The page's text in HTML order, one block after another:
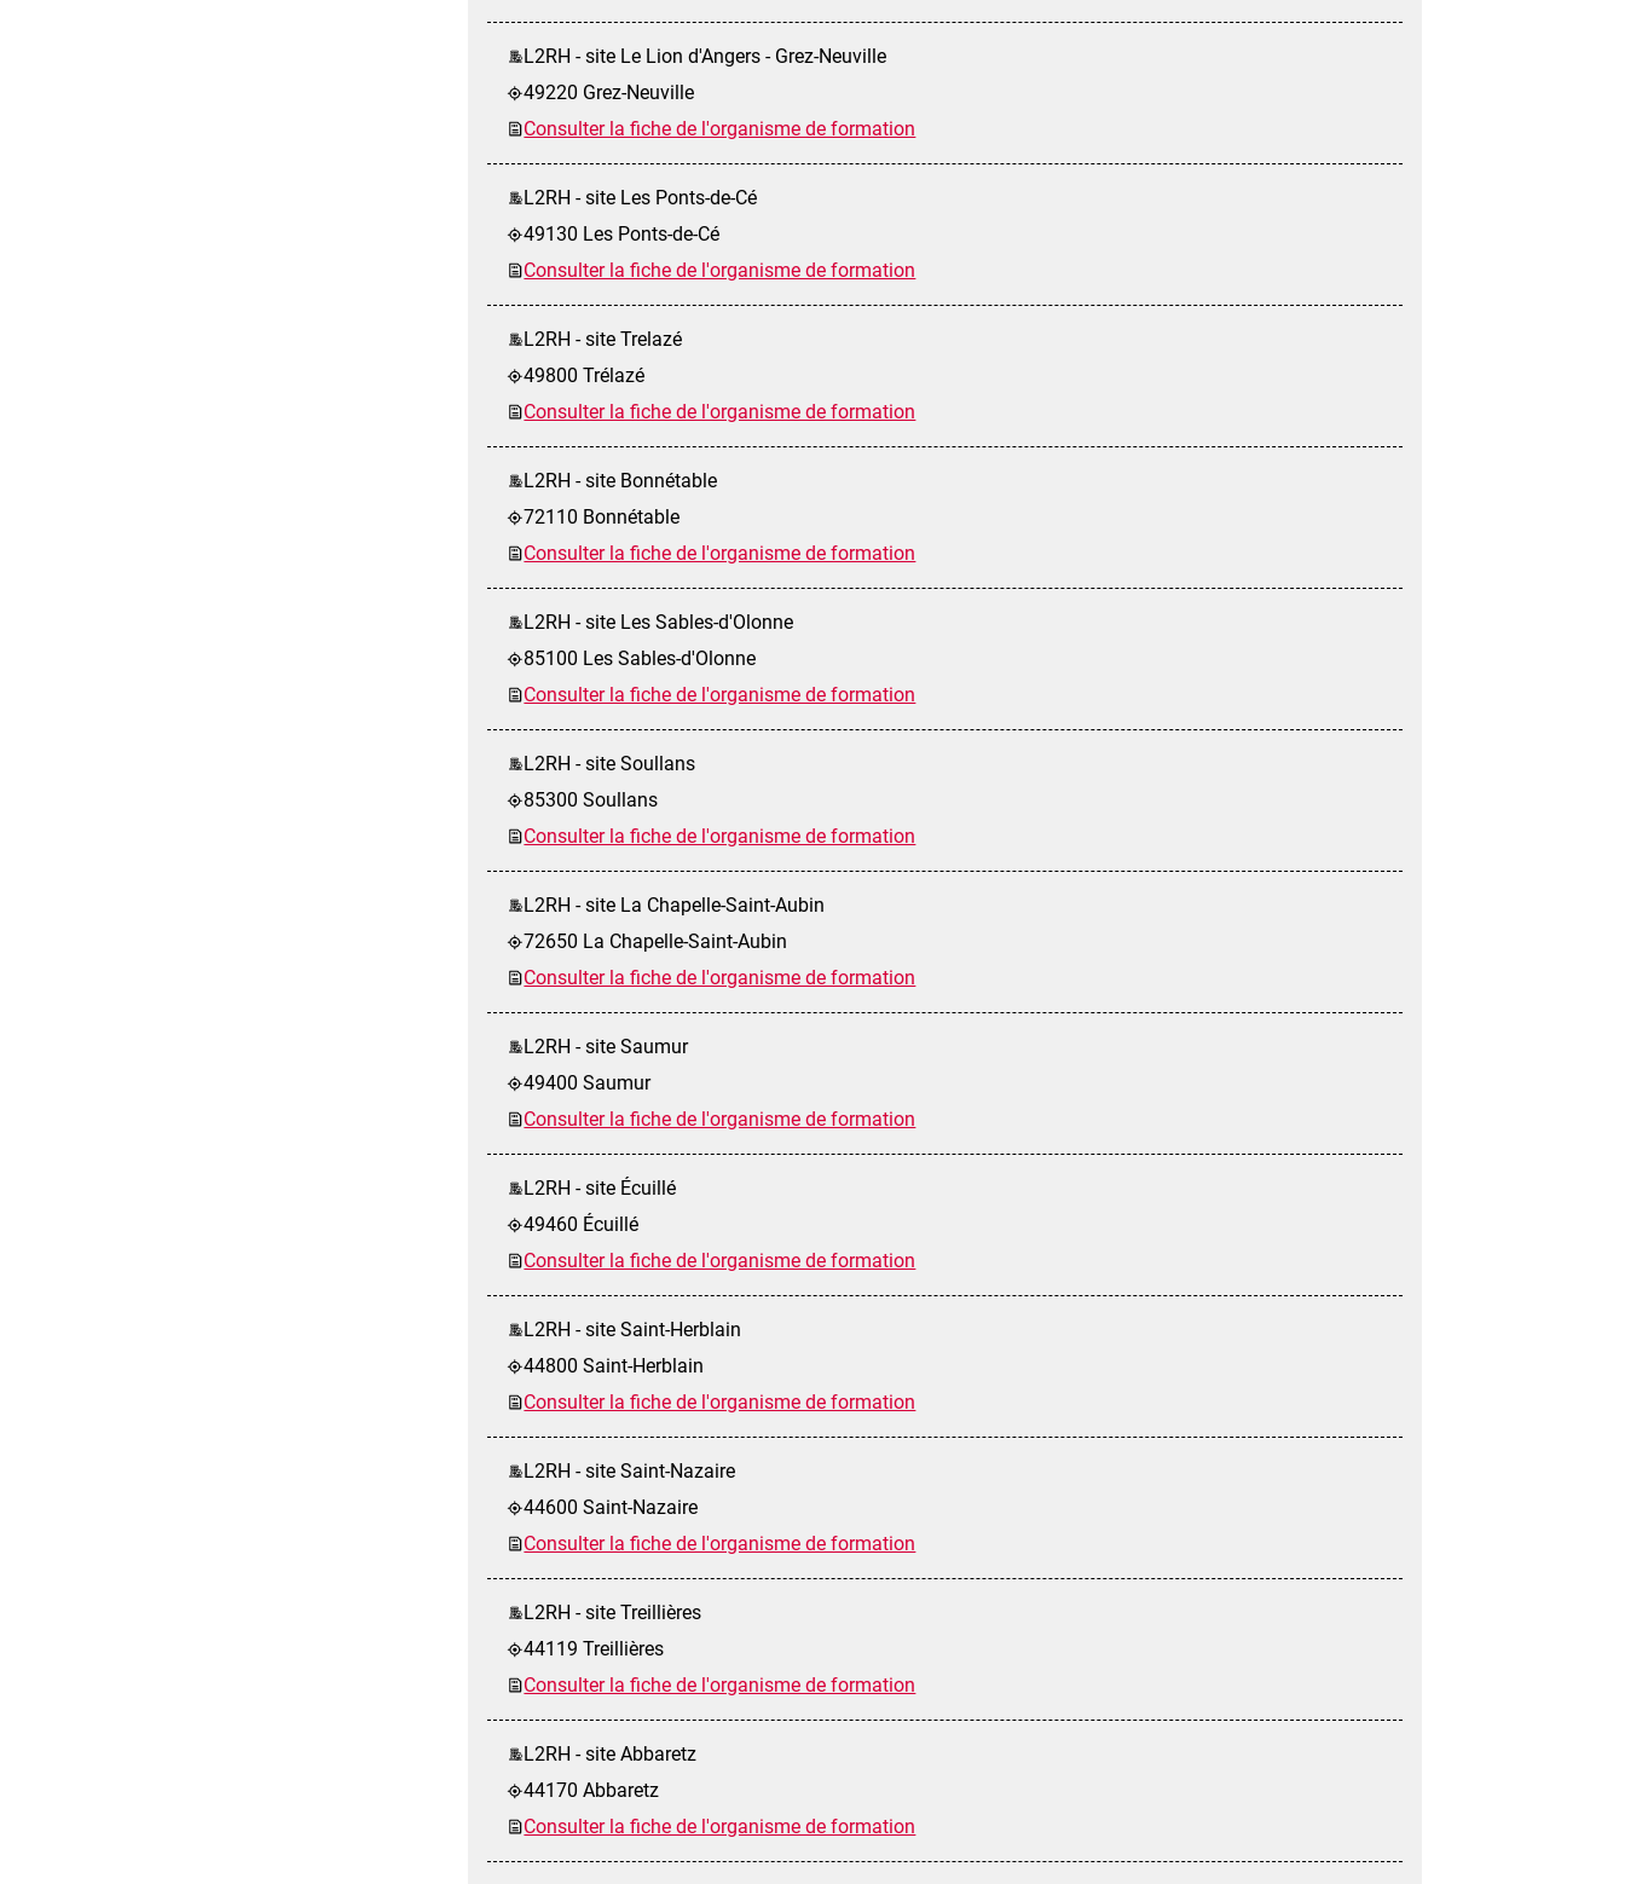
L2RH - site Le Lion d'Angers - Grez-Neuville
49220 Grez-Neuville
Consulter la fiche de l'organisme de formation
L2RH - site Les Ponts-de-Cé
49130 Les Ponts-de-Cé
Consulter la fiche de l'organisme de formation
L2RH - site Trelazé
49800 Trélazé
Consulter la fiche de l'organisme de formation
L2RH - site Bonnétable
72110 Bonnétable
Consulter la fiche de l'organisme de formation
L2RH - site Les Sables-d'Olonne
85100 Les Sables-d'Olonne
Consulter la fiche de l'organisme de formation
L2RH - site Soullans
85300 Soullans
Consulter la fiche de l'organisme de formation
L2RH - site La Chapelle-Saint-Aubin
72650 La Chapelle-Saint-Aubin
Consulter la fiche de l'organisme de formation
L2RH - site Saumur
49400 Saumur
Consulter la fiche de l'organisme de formation
L2RH - site Écuillé
49460 Écuillé
Consulter la fiche de l'organisme de formation
L2RH - site Saint-Herblain
44800 Saint-Herblain
Consulter la fiche de l'organisme de formation
L2RH - site Saint-Nazaire
44600 Saint-Nazaire
Consulter la fiche de l'organisme de formation
L2RH - site Treillières
44119 Treillières
Consulter la fiche de l'organisme de formation
L2RH - site Abbaretz
44170 Abbaretz
Consulter la fiche de l'organisme de formation